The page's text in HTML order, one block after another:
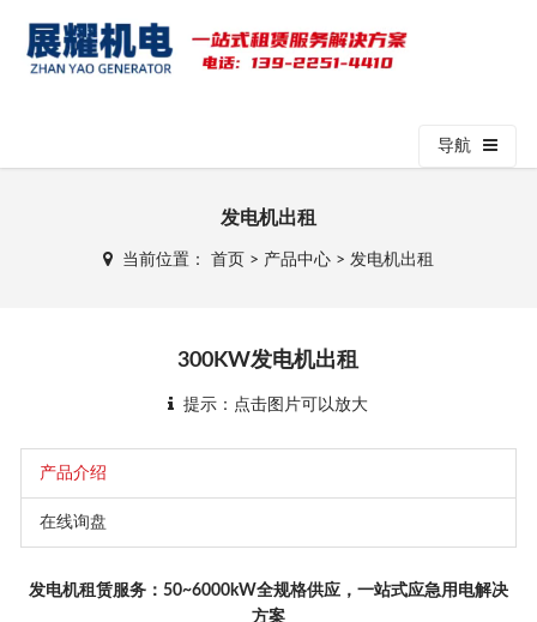
导航
发电机出租
当前位置： 首页 > 产品中心> 发电机出租
300KW发电机出租
提示：点击图片可以放大
产品介绍
在线询盘
发电机租赁服务：50~6000kW全规格供应，一站式应急用电解决
方案